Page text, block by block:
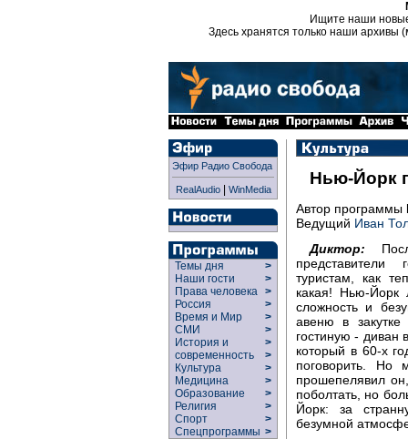
Ищите наши
Здесь хранятся только наши архивы
Эфир Радио Свобода
RealAudio| WinMedia
Темы дня
>
Наши гости
>
Права человека >
Россия
>
Время и Мир
>
СМИ
>
История и
современность
>
>
Культура
>
Медицина
>
Образование
>
Религия
>
Спорт
>
Спецпрограммы >
Нью-Йорк
Автор программы
Ведущий Иван
Диктор:
представители
туристам, как
какая! Нью-Йорк
сложность и
авеню в
гостиную - диван
который в 60-х
поговорить. Но
прошепелявил
поболтать, но
Йорк: за
безумной